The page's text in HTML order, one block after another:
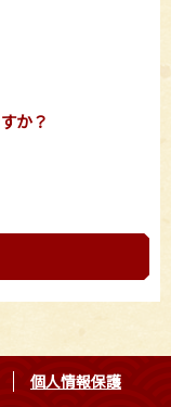
か？
個人情報保護